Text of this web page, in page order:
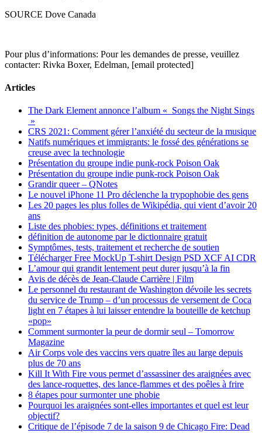
SOURCE Dove Canada
Pour plus d’informations: Pour les demandes de presse, veuillez
contacter: Rivka Boxer, Edelman, [email protected]
Articles
The Dark Element annonce l’album « Songs the Night Sings
»
CRS 2021: Comment gérer l’anxiété du secteur de la musique
Natifs numériques et immigrants: le fossé des générations se
creuse avec la technologie
Présentation du groupe indie punk-rock Poison Oak
Présentation du groupe indie punk-rock Poison Oak
Grandir queer – QNotes
Le nouvel iPhone 11 Pro déclenche la trypophobie des gens
Les 20 pages les plus folles de Wikipédia, qui vient d’avoir 20
ans
Liste des phobies: types, définitions et traitement
définition de autonome par le dictionnaire gratuit
Symptômes, tests, traitement et recherche de soutien
Télécharger Free MockUp T-shirt Design PSD XCF AI CDR
L’amour qui grandit lentement peut durer jusqu’à la fin
Avis de décès de Jean-Claude Carrière | Film
Le personnel du restaurant de Washington dévoile les secrets
du service de Trump – d’un processus de versement de Coca
light en 7 étapes à lui laisser entendre la bouteille de ketchup
«pop»
Comment surmonter la peur de dormir seul – Tomorrow
Magazine
Air Corps vole des vaccins vers quatre îles au large depuis
plus de 70 ans
Kill It With Fire vous permet d’assassiner des araignées avec
des lance-roquettes, des lance-flammes et des poêles à frire
8 étapes pour surmonter une phobie
Pourquoi les araignées sont-elles importantes et quel est leur
objectif?
Critique de l’épisode 7 de la saison 9 de Chicago Fire: Dead